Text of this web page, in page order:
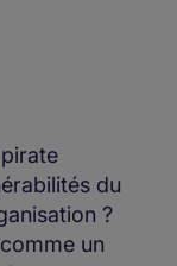
du
?
un